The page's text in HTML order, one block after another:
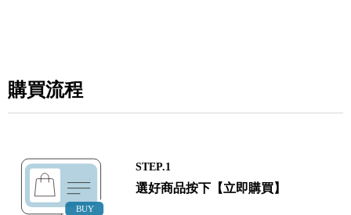
購買流程
STEP.1
選好商品按下【立即購買】